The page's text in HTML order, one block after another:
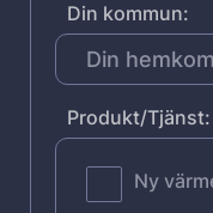
Din kommun:
Produkt/Tjänst:
Ny